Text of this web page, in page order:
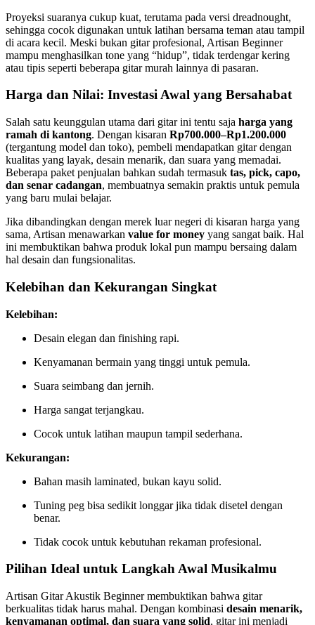
Proyeksi suaranya cukup kuat, terutama pada versi dreadnought,
sehingga cocok digunakan untuk latihan bersama teman atau tampil
di acara kecil. Meski bukan gitar profesional, Artisan Beginner
mampu menghasilkan tone yang “hidup”, tidak terdengar kering
atau tipis seperti beberapa gitar murah lainnya di pasaran.
Harga dan Nilai: Investasi Awal yang Bersahabat
Salah satu keunggulan utama dari gitar ini tentu saja harga yang
ramah di kantong. Dengan kisaran Rp700.000–Rp1.200.000
(tergantung model dan toko), pembeli mendapatkan gitar dengan
kualitas yang layak, desain menarik, dan suara yang memadai.
Beberapa paket penjualan bahkan sudah termasuk tas, pick, capo,
dan senar cadangan, membuatnya semakin praktis untuk pemula
yang baru mulai belajar.
Jika dibandingkan dengan merek luar negeri di kisaran harga yang
sama, Artisan menawarkan value for money yang sangat baik. Hal
ini membuktikan bahwa produk lokal pun mampu bersaing dalam
hal desain dan fungsionalitas.
Kelebihan dan Kekurangan Singkat
Kelebihan:
Desain elegan dan finishing rapi.
Kenyamanan bermain yang tinggi untuk pemula.
Suara seimbang dan jernih.
Harga sangat terjangkau.
Cocok untuk latihan maupun tampil sederhana.
Kekurangan:
Bahan masih laminated, bukan kayu solid.
Tuning peg bisa sedikit longgar jika tidak disetel dengan
benar.
Tidak cocok untuk kebutuhan rekaman profesional.
Pilihan Ideal untuk Langkah Awal Musikalmu
Artisan Gitar Akustik Beginner membuktikan bahwa gitar
berkualitas tidak harus mahal. Dengan kombinasi desain menarik,
kenyamanan optimal, dan suara yang solid, gitar ini menjadi